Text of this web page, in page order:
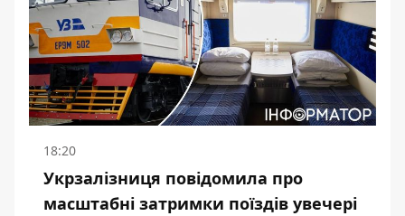
18:20
Укрзалізниця повідомила про
масштабні затримки поїздів увечері